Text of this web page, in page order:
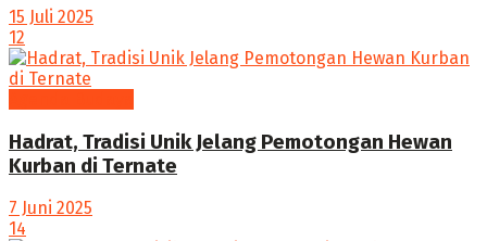
15 Juli 2025
12
Hadrat, Tradisi Unik Jelang Pemotongan Hewan
Kurban di Ternate
7 Juni 2025
14